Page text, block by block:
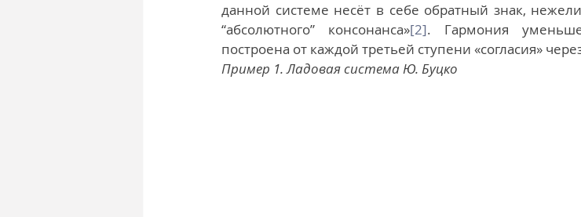
данной системе несёт в себе обратный знак,
“абсолютного” консонанса»[2]. Гармония
построена от каждой третьей ступени «согласия»
Пример 1. Ладовая система Ю. Буцко